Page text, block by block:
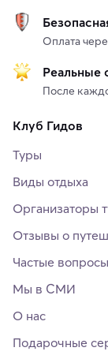
Оплата
Реальные
После
Клуб Гидов
Туры
Виды отдыха
Организаторы
Отзывы о
Частые вопросы
Мы в СМИ
О нас
Подарочные